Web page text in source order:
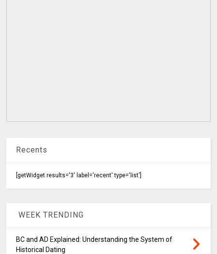
Recents
[getWidget results='3' label='recent' type='list']
WEEK TRENDING
BC and AD Explained: Understanding the System of
Historical Dating